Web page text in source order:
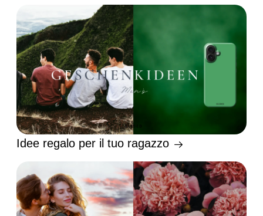
Idee regalo per il tuo ragazzo